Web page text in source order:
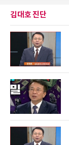
김대호 진단